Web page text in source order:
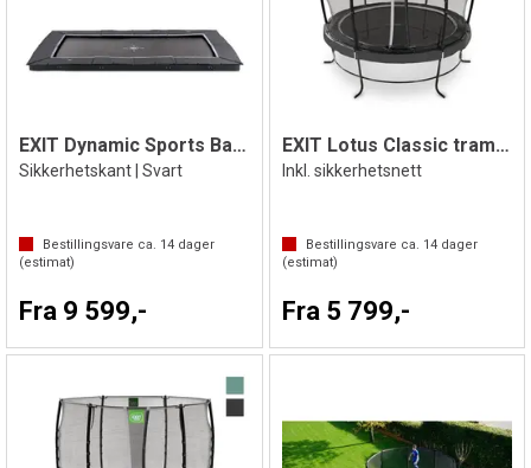
EXIT Dynamic Sports Bakketrampoline
Sikkerhetskant | Svart
Bestillingsvare ca. 14 dager
(estimat)
Fra 9 599,-
EXIT Lotus Classic trampoline
Inkl. sikkerhetsnett
Bestillingsvare ca. 14dager
(estimat)
Fra 5 799,-